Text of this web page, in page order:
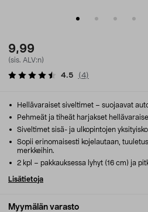
9,99
(sis. ALV:n)
4.5 (4)
Myymälän varasto
Hellävaraiset siveltimet – suojaavat
Pehmeät ja tiheät harjakset
Siveltimet sisä- ja ulkopintojen
Sopii erinomaisesti kojelautaan,
merkkeihin.
2 kpl – pakkauksessa lyhyt (16 cm) ja
Lisätietoja